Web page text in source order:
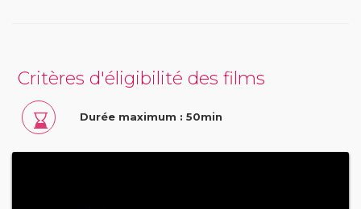
Critères d'éligibilité des films
Durée maximum : 50min